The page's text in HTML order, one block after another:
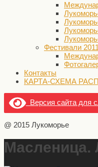
Фестивали
Контакты
КАРТА-СХЕМА
Версия сайта для
@ 2015 Лукоморье
Масленица.